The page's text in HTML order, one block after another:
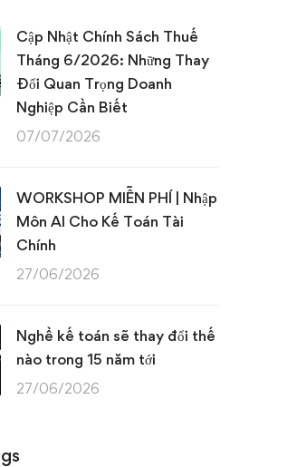
Cập Nhật Chính Sách Thuế
Tháng 6/2026: Những Thay
Đổi Quan Trọng Doanh
Nghiệp Cần Biết
07/07/2026
WORKSHOP MIỄN PHÍ | Nhập
Môn AI Cho Kế Toán Tài
Chính
27/06/2026
Nghề kế toán sẽ thay đổi thế
nào trong 15 năm tới
27/06/2026